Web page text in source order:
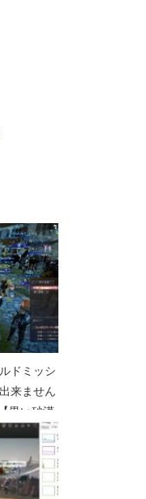
ドミッシ
来ません
黒い砂漠
】